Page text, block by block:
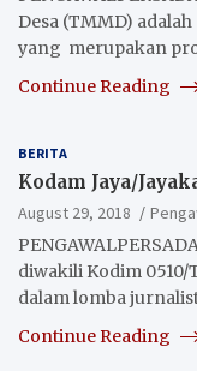
Desa (TMMD)
yang merupakan
Continue Reading
BERITA
Kodam Jaya/
August 29, 2018
diwakili Kodim 0510/
dalam lomba
Continue Reading